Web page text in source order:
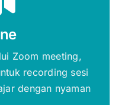
Zoom meeting,
recording sesi
dengan nyaman